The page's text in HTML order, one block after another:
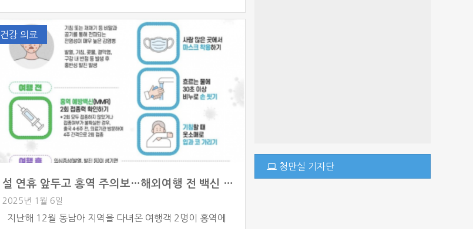
에 특히 심뇌혈관 및 호흡기 질환자들의 각별한 주의가 필요
하다. 질병관리청에 따르면 지난해 12월 1일부터 올해 2월
2일까지 신고된 한랭질환자는 233명으로 집계됐다. 이는
전년도 같은 기간의 324명에 비해 0.72% 감소한 수치다.
그러나 이번 주부터 […]
건강 의료
설 연휴 앞두고 홍역 주의보…해외여행 전 백신 접종 필수
2025년 1월 6일
지난해 12월 동남아 지역을 다녀온 여행객 2명이 홍역에
청만실 기자단